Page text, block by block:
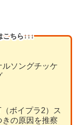
こちら↓↓↓
ルソングチッケ
ボイプラ2）ス
の原因を推察